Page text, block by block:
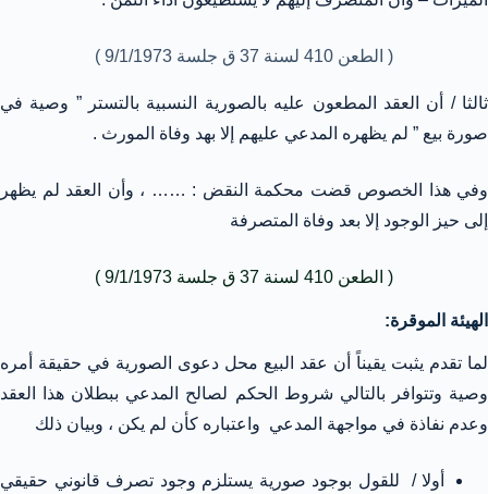
( الطعن 410 لسنة 37 ق جلسة 9/1/1973 )
ثالثا / أن العقد المطعون عليه بالصورية النسبية بالتستر ” وصية في
صورة بيع ” لم يظهره المدعي عليهم إلا بهد وفاة المورث .
وفي هذا الخصوص قضت محكمة النقض : …… ، وأن العقد لم يظهر
إلى حيز الوجود إلا بعد وفاة المتصرفة
( الطعن 410 لسنة 37 ق جلسة 9/1/1973 )
الهيئة الموقرة:
لما تقدم يثبت يقيناً أن عقد البيع محل دعوى الصورية في حقيقة أمره
وصية وتتوافر بالتالي شروط الحكم لصالح المدعي ببطلان هذا العقد
وعدم نفاذة في مواجهة المدعي واعتباره كأن لم يكن ، وبيان ذلك
أولا / للقول بوجود صورية يستلزم وجود تصرف قانوني حقيقي